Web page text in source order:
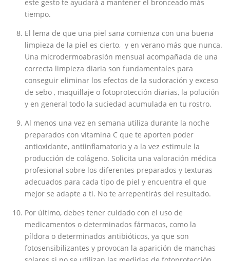
este gesto te ayudará a mantener el bronceado más
tiempo.
El lema de que una piel sana comienza con una buena
limpieza de la piel es cierto, y en verano más que nunca.
Una microdermoabrasión mensual acompañada de una
correcta limpieza diaria son fundamentales para
conseguir eliminar los efectos de la sudoración y exceso
de sebo , maquillaje o fotoprotección diarias, la polución
y en general todo la suciedad acumulada en tu rostro.
Al menos una vez en semana utiliza durante la noche
preparados con vitamina C que te aporten poder
antioxidante, antiinflamatorio y a la vez estimule la
producción de colágeno. Solicita una valoración médica
profesional sobre los diferentes preparados y texturas
adecuados para cada tipo de piel y encuentra el que
mejor se adapte a ti. No te arrepentirás del resultado.
Por último, debes tener cuidado con el uso de
medicamentos o determinados fármacos, como la
píldora o determinados antibióticos, ya que son
fotosensibilizantes y provocan la aparición de manchas